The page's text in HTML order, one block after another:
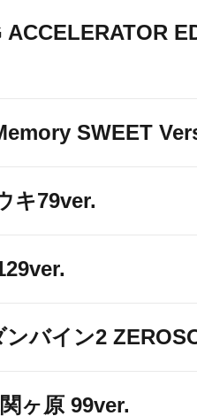
ACCELERATOR
SWEET
キ79ver.
バイン2
ヶ原 99ver.